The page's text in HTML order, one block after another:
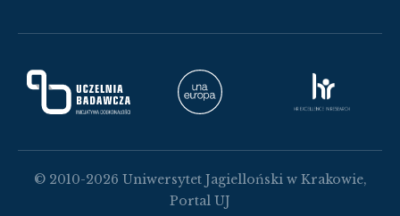
© 2010-2026 Uniwersytet Jagielloński w Krakowie,
Portal UJ